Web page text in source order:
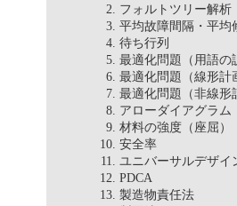
フォルトツリー解
平均故障間隔・平
待ち行列
最適化問題（用語
最適化問題（線形
最適化問題（非線
アローダイアグラ
材料の強度（座屈
安全率
ユニバーサルデザ
PDCA
製造物責任法